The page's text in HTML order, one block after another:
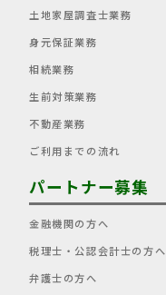
土地家屋調査士業務
身元保証業務
相続業務
生前対策業務
不動産業務
ご利用までの流れ
パートナー募集
金融機関の方へ
税理士・公認会計士の方へ
弁護士の方へ